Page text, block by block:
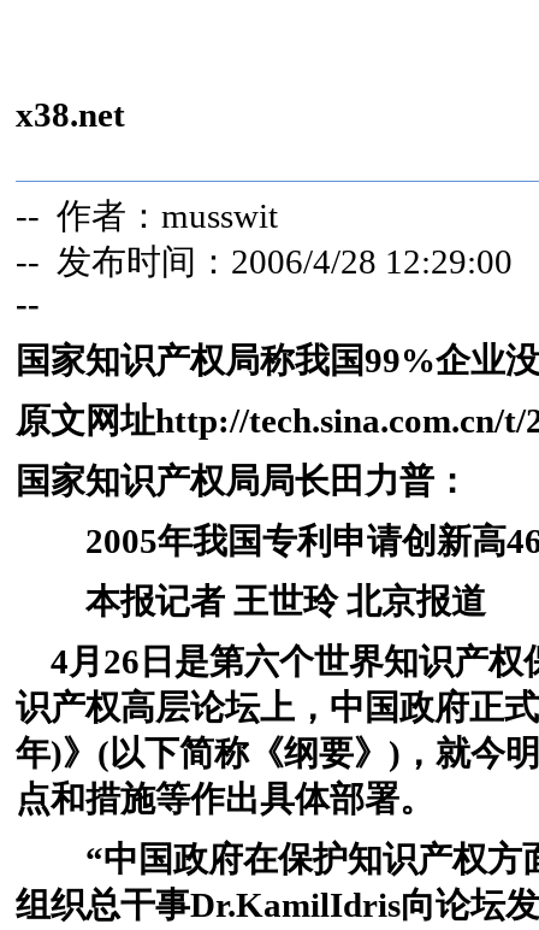
x38.net
-- 作者：musswit
-- 发布时间：2006/4/28 12:29:00
--
国家知识产权局称我国99%企业
原文网址http://tech.sina.com.cn/t/
国家知识产权局局长田力普：
2005年我国专利申请创新高
本报记者 王世玲 北京报道
4月26日是第六个世界知识产权
识产权高层论坛上，中国政府正
年)》(以下简称《纲要》)，就今
点和措施等作出具体部署。
“中国政府在保护知识产权方
组织总干事Dr.KamilIdris向论坛